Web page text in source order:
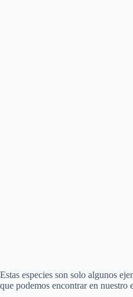
Estas especies son solo algunos
que podemos encontrar en nuestro